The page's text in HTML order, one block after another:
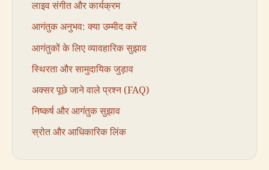
लाइव संगीत और कार्यक्रम
आगंतुक अनुभव: क्या उम्मीद करें
आगंतुकों के लिए व्यावहारिक सुझाव
स्थिरता और सामुदायिक जुड़ाव
अक्सर पूछे जाने वाले प्रश्न (FAQ)
निष्कर्ष और आगंतुक सुझाव
स्रोत और आधिकारिक लिंक